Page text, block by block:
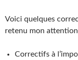
Voici quelques
retenu mon
Correctifs à